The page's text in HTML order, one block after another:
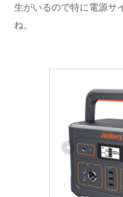
生がいるので特に電源サ
ね。